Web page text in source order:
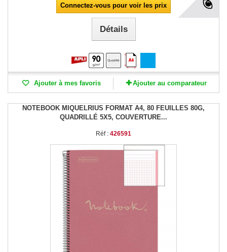
Connectez-vous pour voir les prix
Détails
Ajouter à mes favoris Ajouter au comparateur
NOTEBOOK MIQUELRIUS FORMAT A4, 80 FEUILLES 80G,
QUADRILLÉ 5X5, COUVERTURE...
Réf : 426591